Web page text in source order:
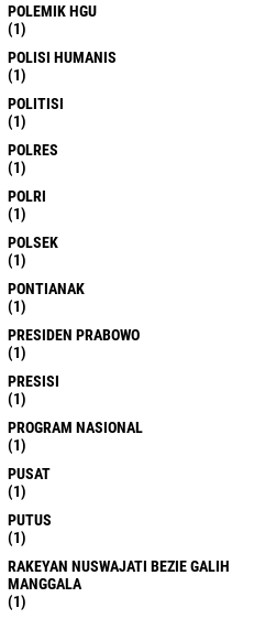
POLEMIK HGU
(1)
POLISI HUMANIS
(1)
POLITISI
(1)
POLRES
(1)
POLRI
(1)
POLSEK
(1)
PONTIANAK
(1)
PRESIDEN PRABOWO
(1)
PRESISI
(1)
PROGRAM NASIONAL
(1)
PUSAT
(1)
PUTUS
(1)
RAKEYAN NUSWAJATI BEZIE GALIH
MANGGALA
(1)